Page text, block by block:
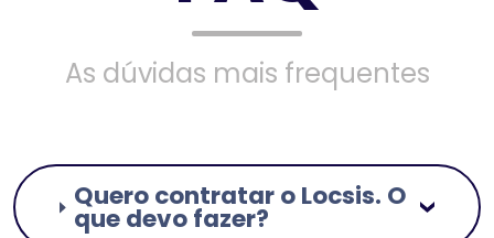
As dúvidas mais frequentes
Quero contratar o Locsis. O
que devo fazer?